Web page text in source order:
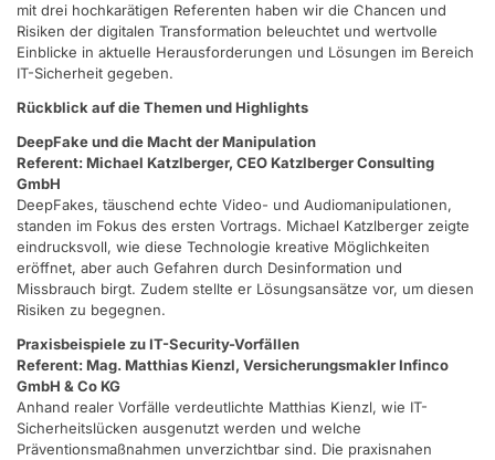
mit drei hochkarätigen Referenten haben wir die Chancen und
Risiken der digitalen Transformation beleuchtet und wertvolle
Einblicke in aktuelle Herausforderungen und Lösungen im Bereich
IT-Sicherheit gegeben.
Rückblick auf die Themen und Highlights
DeepFake und die Macht der Manipulation
Referent: Michael Katzlberger, CEO Katzlberger Consulting
GmbH
DeepFakes, täuschend echte Video- und Audiomanipulationen,
standen im Fokus des ersten Vortrags. Michael Katzlberger zeigte
eindrucksvoll, wie diese Technologie kreative Möglichkeiten
eröffnet, aber auch Gefahren durch Desinformation und
Missbrauch birgt. Zudem stellte er Lösungsansätze vor, um diesen
Risiken zu begegnen.
Praxisbeispiele zu IT-Security-Vorfällen
Referent: Mag. Matthias Kienzl, Versicherungsmakler Infinco
GmbH & Co KG
Anhand realer Vorfälle verdeutlichte Matthias Kienzl, wie IT-
Sicherheitslücken ausgenutzt werden und welche
Präventionsmaßnahmen unverzichtbar sind. Die praxisnahen